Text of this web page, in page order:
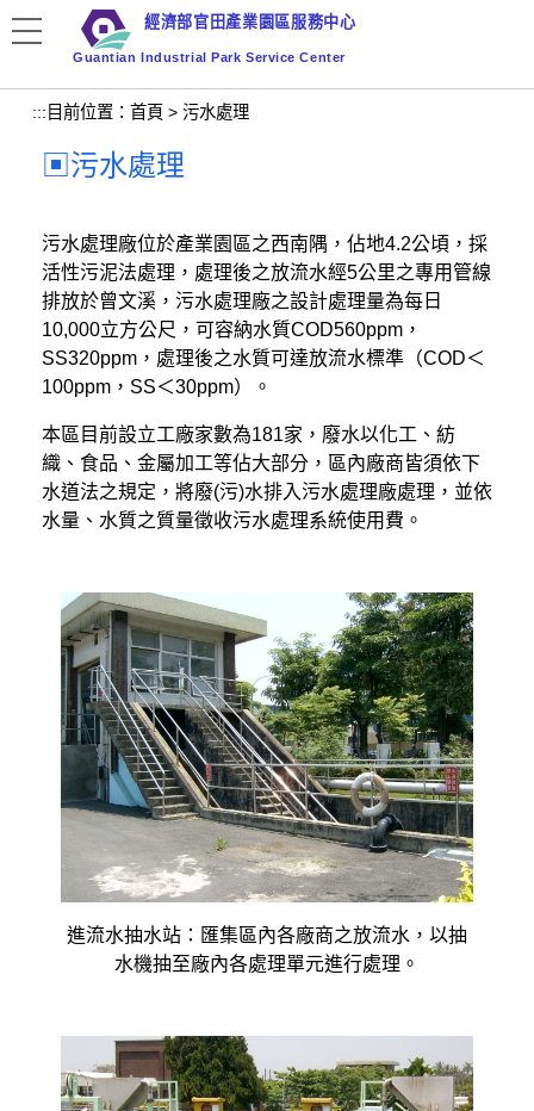
要
容
經濟部官田產業園區服務中心
Guantian Industrial Park Service Center
::: 目前位置： 首頁 > 污水處理
污水處理
污水處理廠位於產業園區之西南隅，佔地4.2公頃，採
活性污泥法處理，處理後之放流水經5公里之專用管線
排放於曾文溪，污水處理廠之設計處理量為每日
10,000立方公尺，可容納水質COD560ppm，
SS320ppm，處理後之水質可達放流水標準（COD＜
100ppm，SS＜30ppm）。
本區目前設立工廠家數為181家，廢水以化工、紡
織、食品、金屬加工等佔大部分，區內廠商皆須依下
水道法之規定，將廢(污)水排入污水處理廠處理，並依
水量、水質之質量徵收污水處理系統使用費。
進流水抽水站：匯集區內各廠商之放流水，以抽
水機抽至廠內各處理單元進行處理。